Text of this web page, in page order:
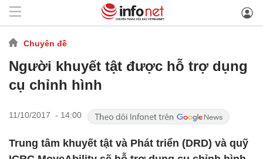
Chuyên đề
Người khuyết tật được hỗ trợ dụng
cụ chỉnh hình
11/10/2017 - 14:00
Trung tâm khuyết tật và Phát triển (DRD) và quỹ